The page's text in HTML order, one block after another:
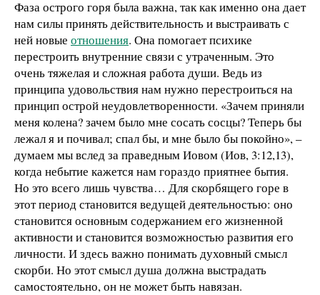
Фаза острого горя была важна, так как именно она дает
нам силы принять действительность и выстраивать с
ней новые отношения. Она помогает психике
перестроить внутренние связи с утраченным. Это
очень тяжелая и сложная работа души. Ведь из
принципа удовольствия нам нужно перестроиться на
принцип острой неудовлетворенности. «Зачем приняли
меня колена? зачем было мне сосать сосцы? Теперь бы
лежал я и почивал; спал бы, и мне было бы покойно», –
думаем мы вслед за праведным Иовом (Иов, 3:12,13),
когда небытие кажется нам гораздо приятнее бытия.
Но это всего лишь чувства… Для скорбящего горе в
этот период становится ведущей деятельностью: оно
становится основным содержанием его жизненной
активности и становится возможностью развития его
личности. И здесь важно понимать духовный смысл
скорби. Но этот смысл душа должна выстрадать
самостоятельно, он не может быть навязан.